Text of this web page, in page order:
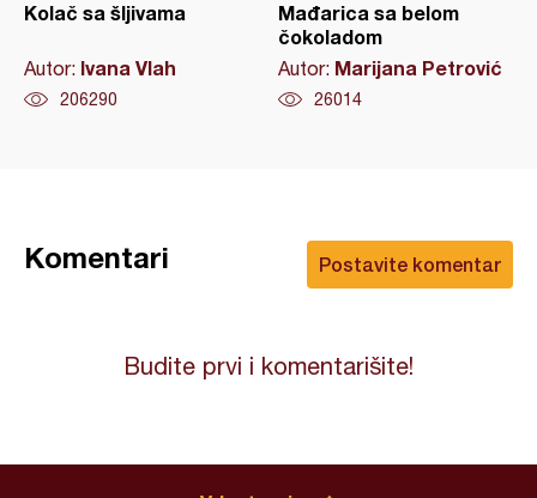
Kolač sa šljivama
Autor: Ivana Vlah
206290
Mađarica sa belom
čokoladom
Autor: Marijana Petrović
26014
Postavite komentar
Komentari
Budite prvi i komentarišite!